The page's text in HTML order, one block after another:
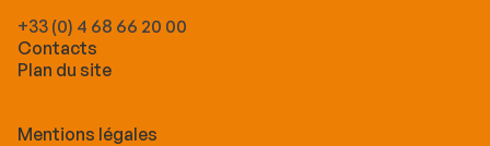
+33 (0) 4 68 66 20 00
Contacts
Plan du site
Mentions légales